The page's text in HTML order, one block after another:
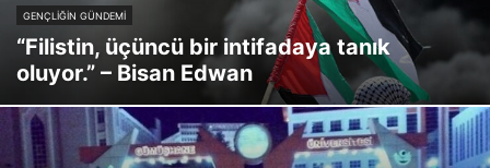
GENÇLIĞIN GÜNDEMI
“Filistin, üçüncü bir intifadaya tanık
oluyor.” – Bisan Edwan